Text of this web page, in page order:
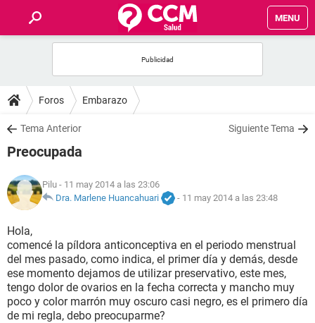
MENU
FOROS
SALUD
NUTRICIÓN
BIENESTAR
SEXUALIDAD
GLOSARIO
Foros Embarazo
Tema Anterior Siguiente Tema
Preocupada
Pilu - 11 may 2014 a las 23:06
Dra. Marlene Huancahuari
- 11 may 2014 a las 23:48
Hola,
comencé la píldora anticonceptiva en el periodo menstrual
del mes pasado, como indica, el primer día y demás, desde
ese momento dejamos de utilizar preservativo, este mes,
tengo dolor de ovarios en la fecha correcta y mancho muy
poco y color marrón muy oscuro casi negro, es el primero día
de mi regla, debo preocuparme?